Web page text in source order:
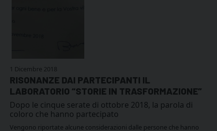
1 Dicembre 2018
RISONANZE DAI PARTECIPANTI IL
LABORATORIO “STORIE IN TRASFORMAZIONE”
Dopo le cinque serate di ottobre 2018, la parola di
coloro che hanno partecipato
Vengono riportate alcune considerazioni dalle persone che hanno